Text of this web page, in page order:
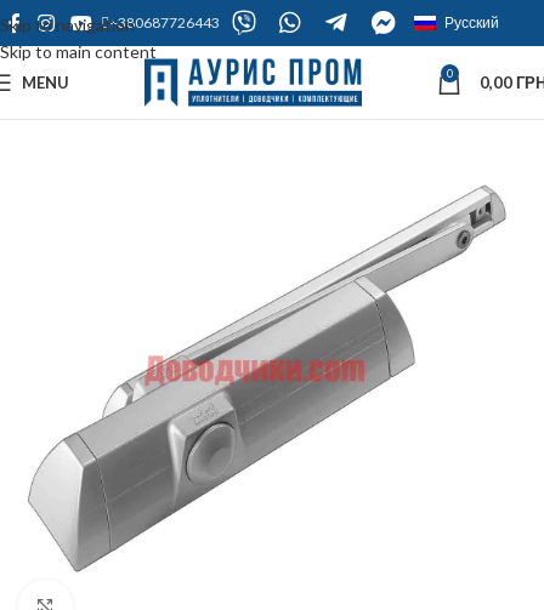
Skip to navigation
Skip to main content
+380687726443 Русский
MENU 0 0,00